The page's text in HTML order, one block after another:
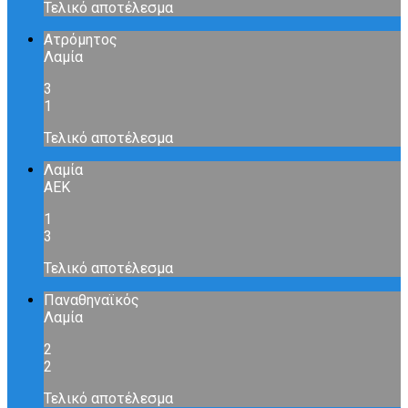
Τελικό αποτέλεσμα
Ατρόμητος
Λαμία
3
1
Τελικό αποτέλεσμα
Λαμία
ΑΕΚ
1
3
Τελικό αποτέλεσμα
Παναθηναϊκός
Λαμία
2
2
Τελικό αποτέλεσμα